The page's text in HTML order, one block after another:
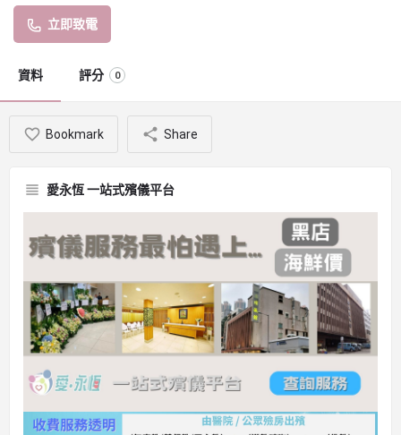
立即致電
資料 評分 0
Bookmark Share
愛永恆 一站式殯儀平台